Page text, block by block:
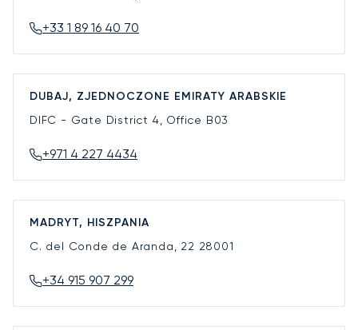
+33 1 89 16 40 70
DUBAJ, ZJEDNOCZONE EMIRATY ARABSKIE
DIFC - Gate District 4, Office B03
+971 4 227 4434
MADRYT, HISZPANIA
C. del Conde de Aranda, 22 28001
+34 915 907 299